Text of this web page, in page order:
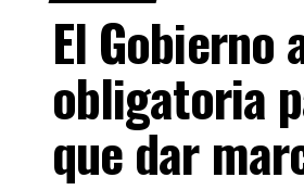
El
obligatoria
que dar